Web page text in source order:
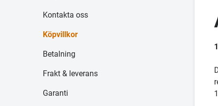
Kontakta oss
Köpvillkor
Betalning
Frakt & leverans
Garanti